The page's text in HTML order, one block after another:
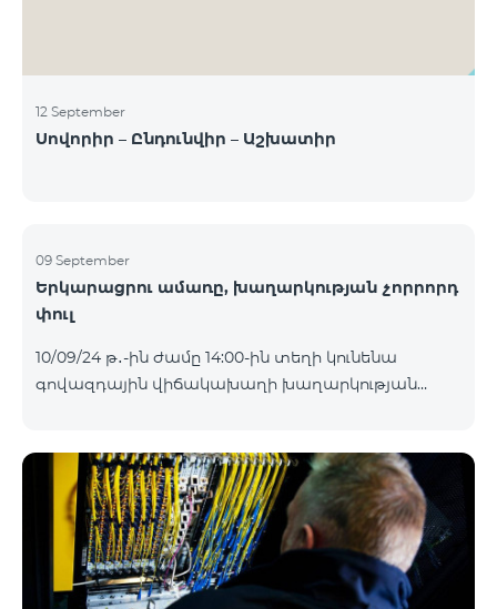
12 September
Սովորիր – Ընդունվիր – Աշխատիր
09 September
Երկարացրու ամառը, խաղարկության չորրորդ
փուլ
10/09/24 թ․-ին ժամը 14:00-ին տեղի կունենա
գովազդային վիճակախաղի խաղարկության
պրոմոյի շրջանակներում տրամադրվող SIM
քարտի` TeamTok կանխավճարային
սակագնային փաթեթի հեռախոսահամարով։
Հաղթող հեռախոսահամարներն ընտրվելու են
պատահական թվերի գեներատորի միջոցով։
Հետևեք մեզ Team-ի Facebook-յան և YouTube-յան